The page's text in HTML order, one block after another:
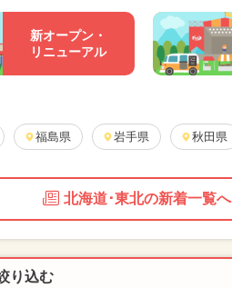
新オープン・
リニューアル
福島県 岩手県 秋田県
北海道･東北の新着一覧へ
り込む